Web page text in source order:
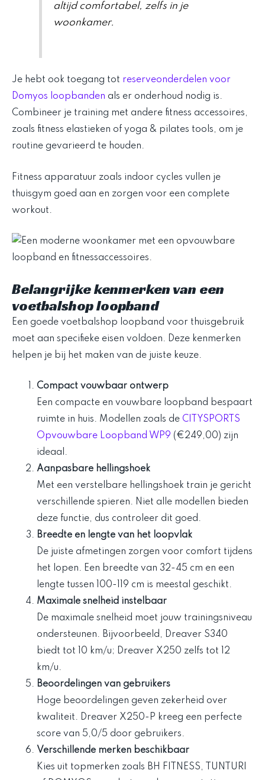
altijd comfortabel, zelfs in je
woonkamer.
Je hebt ook toegang tot reserveonderdelen voor
Domyos loopbanden als er onderhoud nodig is.
Combineer je training met andere fitness accessoires,
zoals fitness elastieken of yoga & pilates tools, om je
routine gevarieerd te houden.
Fitness apparatuur zoals indoor cycles vullen je
thuisgym goed aan en zorgen voor een complete
workout.
Belangrijke kenmerken van een
voetbalshop loopband
Een goede voetbalshop loopband voor thuisgebruik
moet aan specifieke eisen voldoen. Deze kenmerken
helpen je bij het maken van de juiste keuze.
Compact vouwbaar ontwerp
Een compacte en vouwbare loopband bespaart
ruimte in huis. Modellen zoals de CITYSPORTS
Opvouwbare Loopband WP9 (€249,00) zijn
ideaal.
Aanpasbare hellingshoek
Met een verstelbare hellingshoek train je gericht
verschillende spieren. Niet alle modellen bieden
deze functie, dus controleer dit goed.
Breedte en lengte van het loopvlak
De juiste afmetingen zorgen voor comfort tijdens
het lopen. Een breedte van 32-45 cm en een
lengte tussen 100-119 cm is meestal geschikt.
Maximale snelheid instelbaar
De maximale snelheid moet jouw trainingsniveau
ondersteunen. Bijvoorbeeld, Dreaver S340
biedt tot 10 km/u; Dreaver X250 zelfs tot 12
km/u.
Beoordelingen van gebruikers
Hoge beoordelingen geven zekerheid over
kwaliteit. Dreaver X250-P kreeg een perfecte
score van 5,0/5 door gebruikers.
Verschillende merken beschikbaar
Kies uit topmerken zoals BH FITNESS, TUNTURI